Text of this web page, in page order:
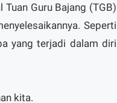
Guru Bajang (TGB)
Seperti
yang terjadi dalam diri
kita.